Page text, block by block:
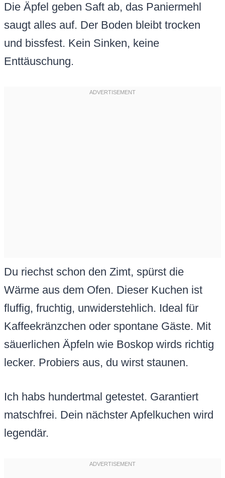
Die Äpfel geben Saft ab, das Paniermehl
saugt alles auf. Der Boden bleibt trocken
und bissfest. Kein Sinken, keine
Enttäuschung.
Du riechst schon den Zimt, spürst die
Wärme aus dem Ofen. Dieser Kuchen ist
fluffig, fruchtig, unwiderstehlich. Ideal für
Kaffeekränzchen oder spontane Gäste. Mit
säuerlichen Äpfeln wie Boskop wirds richtig
lecker. Probiers aus, du wirst staunen.
Ich habs hundertmal getestet. Garantiert
matschfrei. Dein nächster Apfelkuchen wird
legendär.